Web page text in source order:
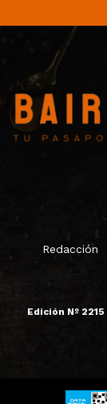
Redacción
Edición Nº 2215